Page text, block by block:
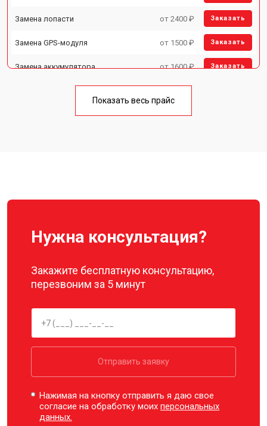
Замена лопасти от 2400 ₽ Заказать
Замена GPS-модуля от 1500 ₽ Заказать
Замена аккумулятора от 1600 ₽ Заказать
от 1800 ₽
Показать весь прайс
Нужна консультация?
Закажите бесплатную консультацию,
перезвоним за 5 минут
Отправить заявку
Нажимая на кнопку отправить я даю свое
согласие на обработку моихперсональных
данных.